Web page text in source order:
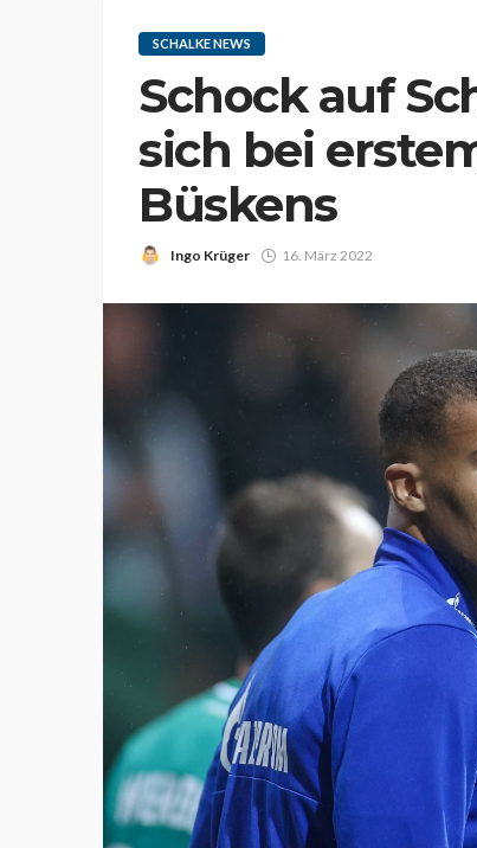
SCHALKE NEWS
Schock auf
sich bei
Büskens
Ingo Krüger 16. März 2022